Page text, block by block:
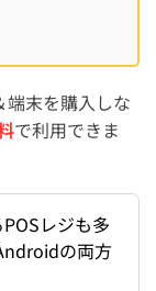
ービス
質問
る？
末を購入しな
で利用できま
レジも多
の両方